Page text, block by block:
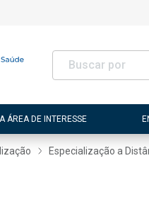
ÁREA DE INTERESSE
Especialização a